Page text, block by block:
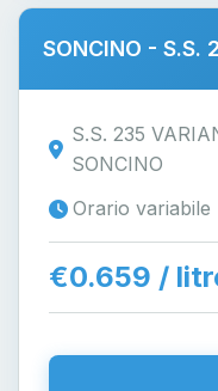
SONCINO - S.S.
S.S. 235
SONCINO
Orario variabile
€0.659 /